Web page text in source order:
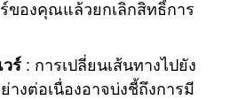
ร์ของคุณแล้วยกเลิกสิทธิ์การ
ร์ : การเปลี่ยนเส้นทางไปยัง
างต่อเนื่องอาจบ่งชี้ถึงการมี